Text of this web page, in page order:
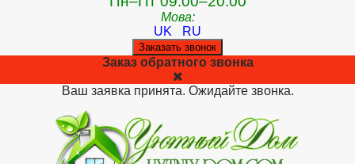
Мова:
UK
RU
Заказать звонок
Заказ обратного звонка
Ваш заявка принята. Ожидайте звонка.